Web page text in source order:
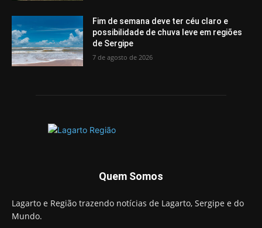
Fim de semana deve ter céu claro e
possibilidade de chuva leve em regiões
de Sergipe
7 de agosto de 2026
Quem Somos
Lagarto e Região trazendo notícias de Lagarto, Sergipe e do
Mundo.